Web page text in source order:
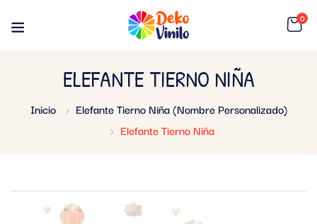
0
ELEFANTE TIERNO NIÑA
Inicio
Elefante Tierno Niña (Nombre Personalizado)
Elefante Tierno Niña